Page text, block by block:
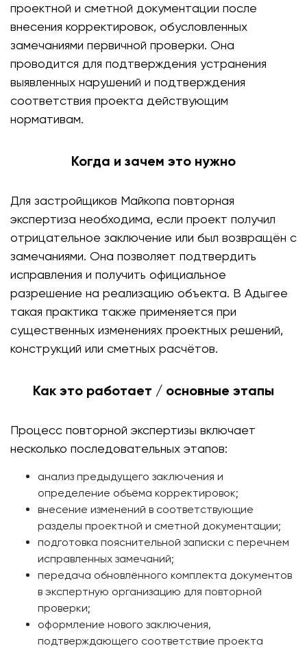
проектной и сметной документации после
внесения корректировок, обусловленных
замечаниями первичной проверки. Она
проводится для подтверждения устранения
выявленных нарушений и подтверждения
соответствия проекта действующим
нормативам.
Когда и зачем это нужно
Для застройщиков Майкопа повторная
экспертиза необходима, если проект получил
отрицательное заключение или был возвращён с
замечаниями. Она позволяет подтвердить
исправления и получить официальное
разрешение на реализацию объекта. В Адыгее
такая практика также применяется при
существенных изменениях проектных решений,
конструкций или сметных расчётов.
Как это работает / основные этапы
Процесс повторной экспертизы включает
несколько последовательных этапов:
анализ предыдущего заключения и
определение объёма корректировок;
внесение изменений в соответствующие
разделы проектной и сметной документации;
подготовка пояснительной записки с перечнем
исправленных замечаний;
передача обновлённого комплекта документов
в экспертную организацию для повторной
проверки;
оформление нового заключения,
подтверждающего соответствие проекта